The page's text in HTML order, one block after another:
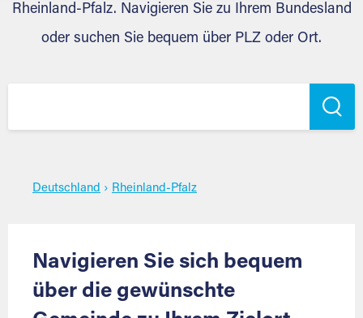
Rheinland-Pfalz. Navigieren Sie zu Ihrem Bundesland
oder suchen Sie bequem über PLZ oder Ort.
Deutschland › Rheinland-Pfalz
Navigieren Sie sich bequem
über die gewünschte